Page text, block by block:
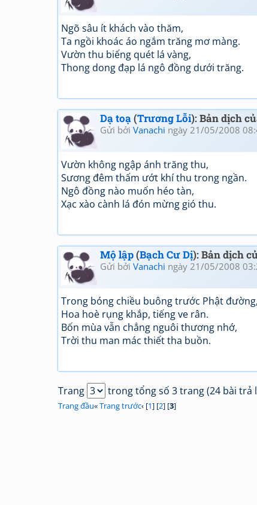
Ngõ sâu ít khách vào thăm,
Ta ngồi khoác áo ngắm trăng mơ màng.
Vườn thu biếng quét lá vàng,
Thong dong đạp lá ngô đồng dưới trăng.
Dạ toạ(Trương Lỗi): Bản dịch
Gửi bởi Vanachi ngày 21/05/2008
Vườn không ngập ánh trăng thu,
Sương đêm thấm ướt khí thu trong ngần.
Ngô đồng nào muốn héo tàn,
Xạc xào cành lá đón mừng gió thu.
Mộ lập(Bạch Cư Dị): Bản dịch
Gửi bởi Vanachi ngày 21/05/2008
Trong bóng chiều buông trước Phật đường,
Hoa hoè rụng khắp, tiếng ve rân.
Bốn mùa vẫn chẳng nguôi thương nhớ,
Trời thu man mác thiết tha buồn.
Trang trong tổng số 3 trang (24 bài trả
Trang đầu«Trang trước‹ [1] [2] [3]